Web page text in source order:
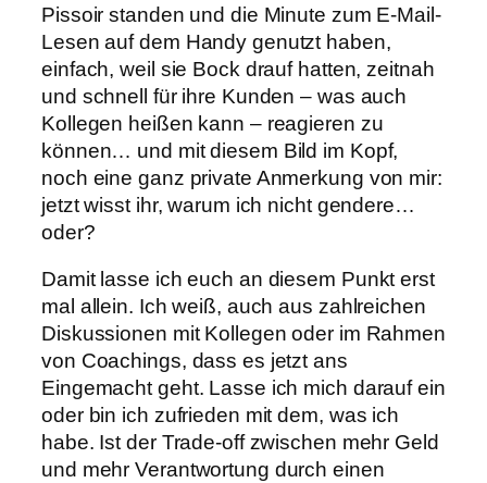
Pissoir standen und die Minute zum E-Mail-
Lesen auf dem Handy genutzt haben,
einfach, weil sie Bock drauf hatten, zeitnah
und schnell für ihre Kunden – was auch
Kollegen heißen kann – reagieren zu
können… und mit diesem Bild im Kopf,
noch eine ganz private Anmerkung von mir:
jetzt wisst ihr, warum ich nicht gendere…
oder?
Damit lasse ich euch an diesem Punkt erst
mal allein. Ich weiß, auch aus zahlreichen
Diskussionen mit Kollegen oder im Rahmen
von Coachings, dass es jetzt ans
Eingemacht geht. Lasse ich mich darauf ein
oder bin ich zufrieden mit dem, was ich
habe. Ist der Trade-off zwischen mehr Geld
und mehr Verantwortung durch einen